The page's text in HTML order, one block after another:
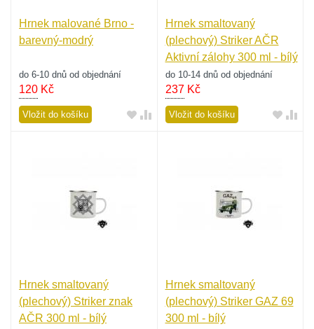
Hrnek malované Brno -
barevný-modrý
do 6-10 dnů od objednání
120 Kč
Vložit do košíku
Hrnek smaltovaný
(plechový) Striker AČR
Aktivní zálohy 300 ml - bílý
do 10-14 dnů od objednání
237Kč
Vložit do košíku
Hrnek smaltovaný
(plechový) Striker znak
AČR 300 ml - bílý
Hrnek smaltovaný
(plechový) Striker GAZ 69
300 ml - bílý